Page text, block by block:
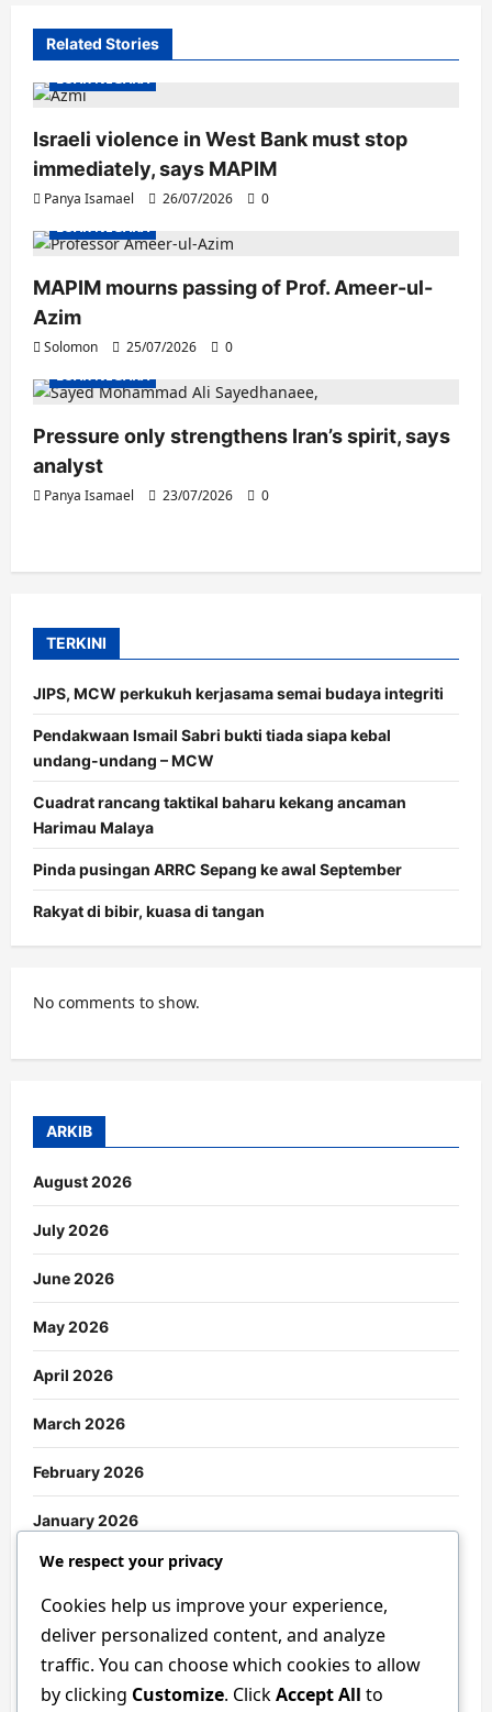
Related Stories
LUAR NEGARA
Israeli violence in West Bank must stop
immediately, says MAPIM
Panya Isamael 26/07/2026
0
LUAR NEGARA
MAPIM mourns passing of Prof. Ameer-ul-
Azim
Solomon 25/07/2026
0
LUAR NEGARA
Pressure only strengthens Iran’s spirit, says
analyst
Panya Isamael 23/07/2026 0
TERKINI
JIPS, MCW perkukuh kerjasama semai budaya integriti
Pendakwaan Ismail Sabri bukti tiada siapa kebal
undang-undang – MCW
Cuadrat rancang taktikal baharu kekang ancaman
Harimau Malaya
Pinda pusingan ARRC Sepang ke awal September
Rakyat di bibir, kuasa di tangan
No comments to show.
ARKIB
August 2026
July 2026
June 2026
May 2026
April 2026
March 2026
February 2026
January 2026
December 2025
November 2025
October 2025
We respect your privacy
Cookies help us improve your experience,
deliver personalized content, and analyze
traffic. You can choose which cookies to allow
by clicking Customize. ClickAccept All to